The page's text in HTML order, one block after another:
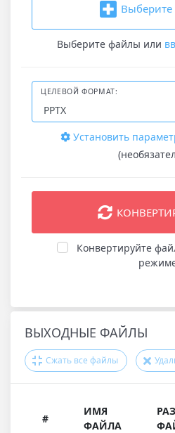
Выберите файлы или
ЦЕЛЕВОЙ ФОРМАТ:
Установить
Конвертируйте
ВЫХОДНЫЕ ФАЙЛЫ
Сжать все файлы
#
ИМЯ
ФАЙЛА